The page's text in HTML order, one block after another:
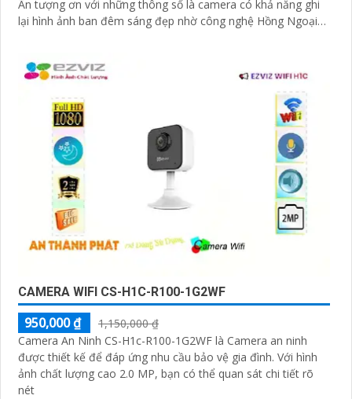
Ấn tượng ơn với những thông số là camera có khả năng ghi
lại hình ảnh ban đêm sáng đẹp nhờ công nghệ Hồng Ngoại
CAMERA WIFI CS-H1C-R100-1G2WF
950,000 ₫
1,150,000 ₫
Camera An Ninh CS-H1c-R100-1G2WF là Camera an ninh
được thiết kế để đáp ứng nhu cầu bảo vệ gia đình. Với hình
ảnh chất lượng cao 2.0 MP, bạn có thể quan sát chi tiết rõ
nét